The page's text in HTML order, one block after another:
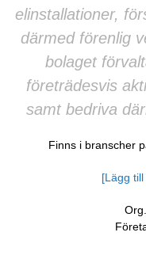
elinstallationer,
därmed förenlig
bolaget
företrädesvis
samt bedriva
Finns i branscher
[Lägg